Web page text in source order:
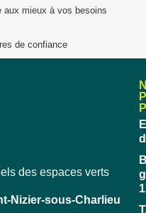
aux mieux à vos besoins
de confiance
des espaces verts
Nizier-sous-Charlieu